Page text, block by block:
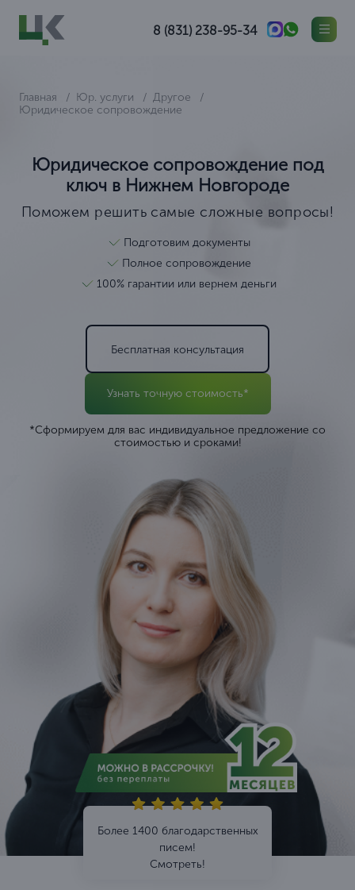
8 (831) 238-95-34
Главная Юр. услуги
Другое
Юридическое сопровождение
Юридическое сопровождение под
ключ в Нижнем Новгороде
Поможем решить самые сложные вопросы!
Подготовим документы
Полное сопровождение
100% гарантии или вернем деньги
Бесплатная консультация
Узнать точную стоимость*
*Сформируем для вас индивидуальное предложение со
стоимостью и сроками!
Более 1400 благодарственных
писем!
Смотреть!